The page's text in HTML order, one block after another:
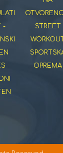
-
STREET
WORKOUT
OPREMA